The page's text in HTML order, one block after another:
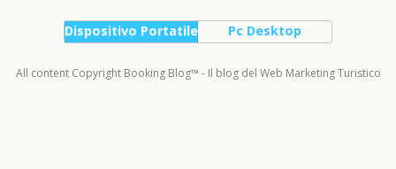
Dispositivo Portatile Pc Desktop
All content Copyright Booking Blog™ - Il blog del Web Marketing Turistico